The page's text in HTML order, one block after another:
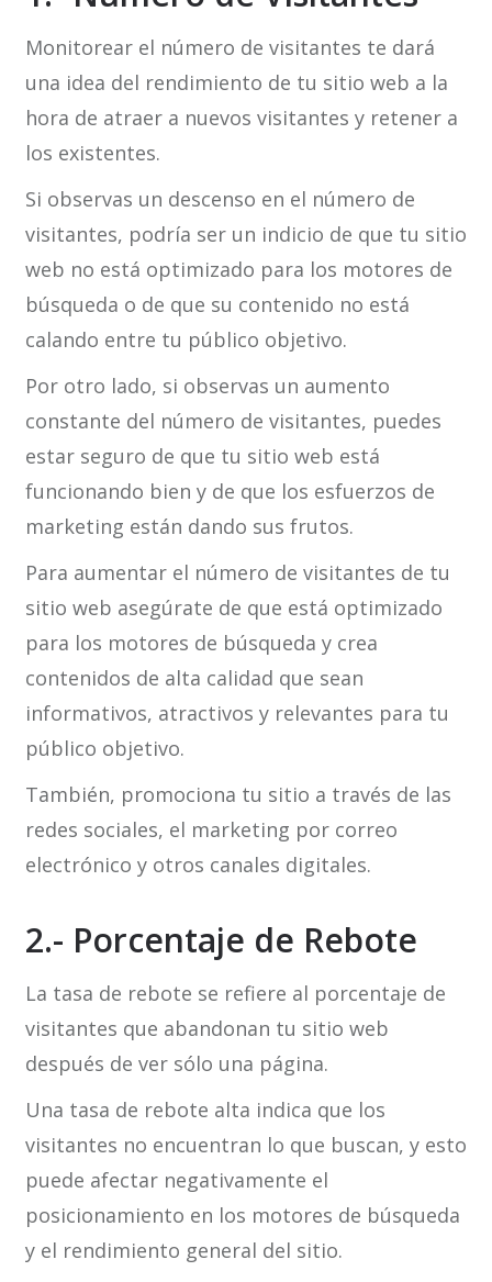
Monitorear el número de visitantes te dará
una idea del rendimiento de tu sitio web a la
hora de atraer a nuevos visitantes y retener a
los existentes.
Si observas un descenso en el número de
visitantes, podría ser un indicio de que tu sitio
web no está optimizado para los motores de
búsqueda o de que su contenido no está
calando entre tu público objetivo.
Por otro lado, si observas un aumento
constante del número de visitantes, puedes
estar seguro de que tu sitio web está
funcionando bien y de que los esfuerzos de
marketing están dando sus frutos.
Para aumentar el número de visitantes de tu
sitio web asegúrate de que está optimizado
para los motores de búsqueda y crea
contenidos de alta calidad que sean
informativos, atractivos y relevantes para tu
público objetivo.
También, promociona tu sitio a través de las
redes sociales, el marketing por correo
electrónico y otros canales digitales.
2.- Porcentaje de Rebote
La tasa de rebote se refiere al porcentaje de
visitantes que abandonan tu sitio web
después de ver sólo una página.
Una tasa de rebote alta indica que los
visitantes no encuentran lo que buscan, y esto
puede afectar negativamente el
posicionamiento en los motores de búsqueda
y el rendimiento general del sitio.